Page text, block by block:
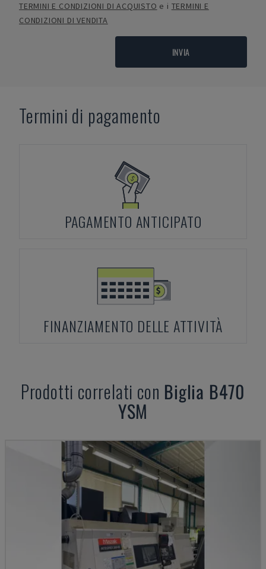
TERMINI E CONDIZIONI DI ACQUISTO e i TERMINI E
CONDIZIONI DI VENDITA
INVIA
Termini di pagamento
PAGAMENTO ANTICIPATO
FINANZIAMENTO DELLE ATTIVITÀ
Prodotti correlati con Biglia B470
YSM